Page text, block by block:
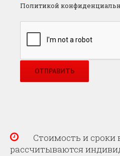
Политикой
Стоимость и сроки
рассчитываются